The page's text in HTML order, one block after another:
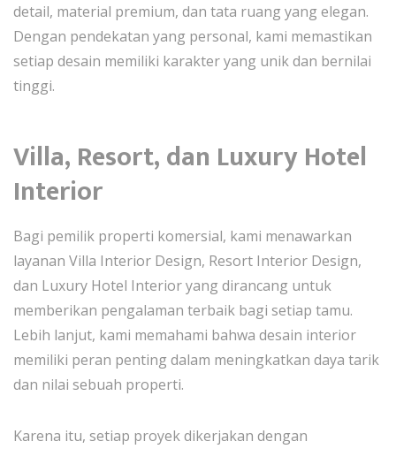
detail, material premium, dan tata ruang yang elegan.
Dengan pendekatan yang personal, kami memastikan
setiap desain memiliki karakter yang unik dan bernilai
tinggi.
Villa, Resort, dan Luxury Hotel
Interior
Bagi pemilik properti komersial, kami menawarkan
layanan Villa Interior Design, Resort Interior Design,
dan Luxury Hotel Interior yang dirancang untuk
memberikan pengalaman terbaik bagi setiap tamu.
Lebih lanjut, kami memahami bahwa desain interior
memiliki peran penting dalam meningkatkan daya tarik
dan nilai sebuah properti.
Karena itu, setiap proyek dikerjakan dengan